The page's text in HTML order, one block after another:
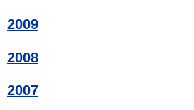
2009
2008
2007